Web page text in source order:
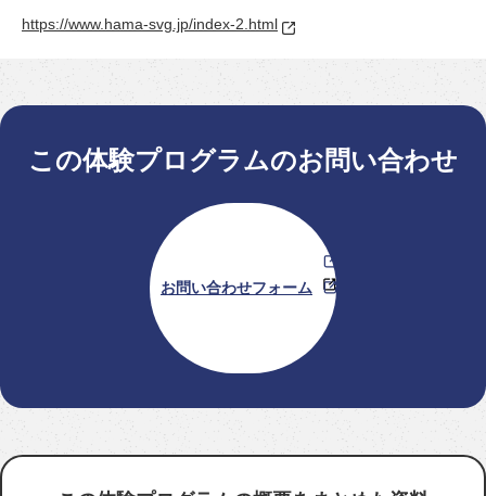
https://www.hama-svg.jp/index-2.html
この体験プログラムのお問い合わせ
お問い合わせフォーム